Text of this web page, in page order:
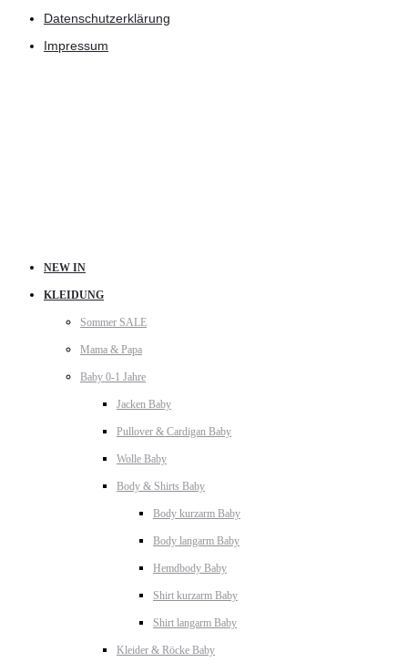
Datenschutzerklärung
Impressum
NEW IN
KLEIDUNG
Sommer SALE
Mama & Papa
Baby 0-1 Jahre
Jacken Baby
Pullover & Cardigan Baby
Wolle Baby
Body & Shirts Baby
Body kurzarm Baby
Body langarm Baby
Hemdbody Baby
Shirt kurzarm Baby
Shirt langarm Baby
Kleider & Röcke Baby